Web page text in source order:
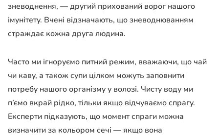
зневоднення, — другий прихований ворог нашого
імунітету. Вчені відзначають, що зневоднюванням
страждає кожна друга людина.
Часто ми ігноруємо питний режим, вважаючи, що чай
чи каву, а також супи цілком можуть заповнити
потребу нашого організму у волозі. Чисту воду ми
п’ємо вкрай рідко, тільки якщо відчуваємо спрагу.
Експерти підказують, що момент спраги можна
визначити за кольором сечі — якщо вона